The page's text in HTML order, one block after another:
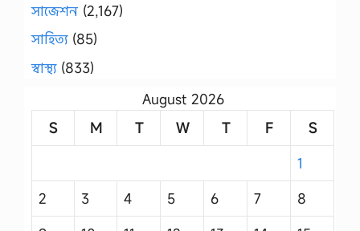
সাজেশন (2,167)
সাহিত্য(85)
স্বাস্থ্য(833)
August 2026
S
M T W T F
S
1
2
3 4 5 6 7
8